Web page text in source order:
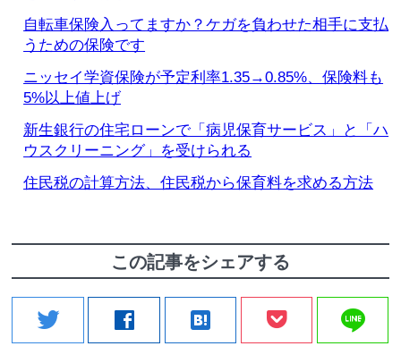
自転車保険入ってますか？ケガを負わせた相手に支払
うための保険です
ニッセイ学資保険が予定利率1.35→0.85%、保険料も
5%以上値上げ
新生銀行の住宅ローンで「病児保育サービス」と「ハ
ウスクリーニング」を受けられる
住民税の計算方法、住民税から保育料を求める方法
この記事をシェアする
twitter facebook hatenabookmark line